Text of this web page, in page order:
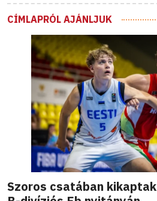
CÍMLAPRÓL AJÁNLJUK
Szoros csatában